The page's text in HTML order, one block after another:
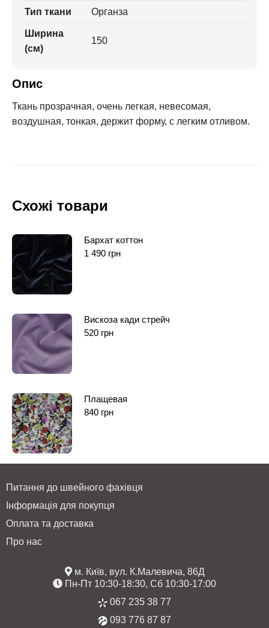
Тип ткани Органза
Ширина
(см)
150
Опис
Ткань прозрачная, очень легкая, невесомая,
воздушная, тонкая, держит форму, с легким отливом.
Схожі товари
Бархат коттон
1 490 грн
Вискоза кади стрейч
520 грн
Плащевая
840 грн
Питання до швейного фахівця
Інформація для покупця
Оплата та доставка
Про нас
м. Київ, вул. К.Малевича, 86Д
Пн-Пт 10:30-18:30, Сб 10:30-17:00
067 235 38 77
093 776 87 87